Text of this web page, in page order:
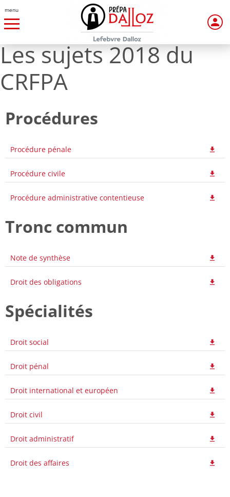
menu
Les sujets 2018 du
CRFPA
Procédures
Procédure pénale
Procédure civile
Procédure administrative contentieuse
Tronc commun
Note de synthèse
Droit des obligations
Spécialités
Droit social
Droit pénal
Droit international et européen
Droit civil
Droit administratif
Droit des affaires